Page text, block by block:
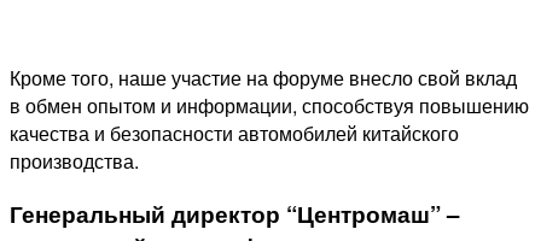
Кроме того, наше участие на форуме внесло свой вклад
в обмен опытом и информации, способствуя повышению
качества и безопасности автомобилей китайского
производства.
Генеральный директор “Центромаш” –